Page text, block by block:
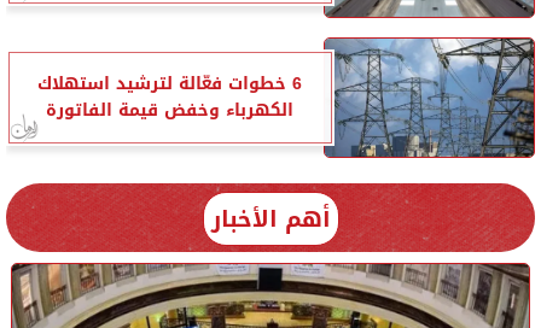
6 خطوات فعّالة لترشيد استهلاك
الكهرباء وخفض قيمة الفاتورة
أهم الأخبار